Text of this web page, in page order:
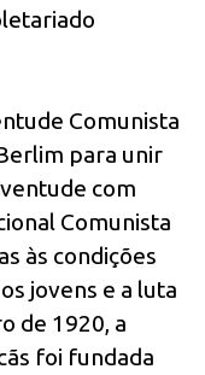
Comunista
para unir
com
Comunista
às condições
jovens e a luta
de 1920, a
foi fundada